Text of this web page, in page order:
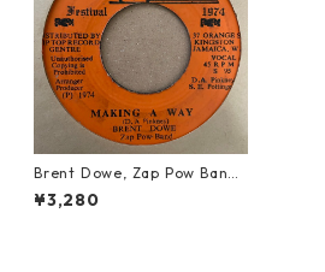
Brent Dowe, Zap Pow Band
- Making A Way【7-21317】
¥3,280